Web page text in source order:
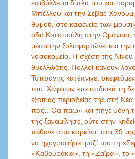
επιβάλλεται δίπλα του και
Μπέλλου και την Σεβάς Χανούμ,
θυμού, στο καφενείο των
οδό Κοτοπούλη στην Ομόνοια,
μέσα την ξυλοφορτώνει και την
νοσοκομείο. H σχέση της Νίνου
θυελλώδης. Πολλοί κάνουν
Τσιτσάνης κατέπνιγε,
του. Χώρισαν επεισοδιακά τη
εξαιτίας περιοδείας της στη
πας…Θα πάω» και πήγε μόνη
της ξαναμίλησε, ούτε στην
πέθανε από καρκίνο στα 39
να ηχογραφήσει μαζί του τη
«Καβουράκια», τη «Ζαΐρα», το